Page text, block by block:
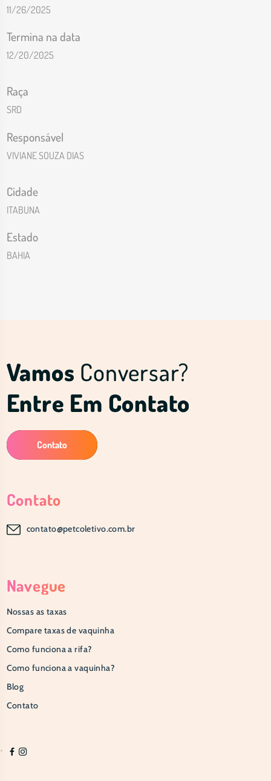
11/26/2025
Termina na data
12/20/2025
Raça
SRD
Responsável
VIVIANE SOUZA DIAS
Cidade
ITABUNA
Estado
BAHIA
Contato
contato@petcoletivo.com.br
Vamos Conversar?
Entre Em Contato
Contato
Navegue
Nossas as taxas
Compare taxas de vaquinha
Como funciona a rifa?
Como funciona a vaquinha?
Blog
Contato